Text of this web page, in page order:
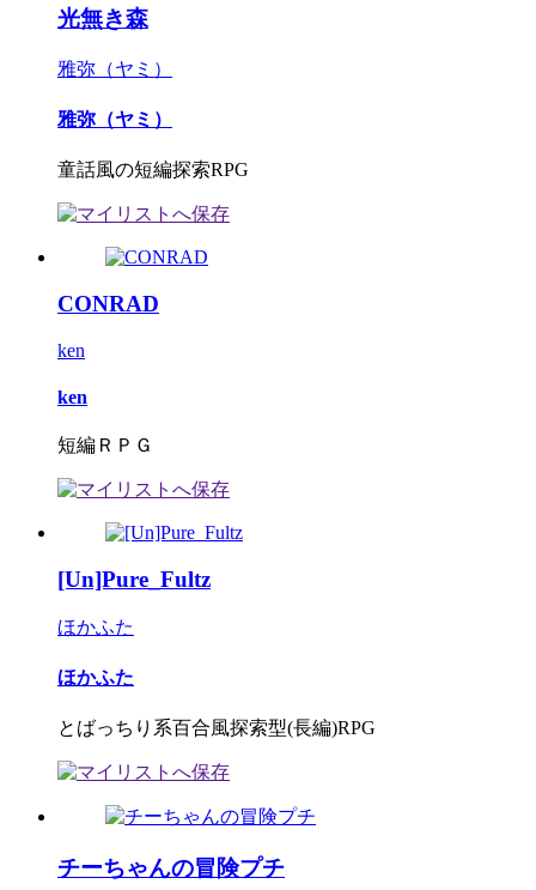
光無き森
雅弥（ヤミ）
雅弥（ヤミ）
童話風の短編探索RPG
CONRAD
ken
ken
短編ＲＰＧ
[Un]Pure_Fultz
ほかふた
ほかふた
とばっちり系百合風探索型(長編)RPG
チーちゃんの冒険プチ